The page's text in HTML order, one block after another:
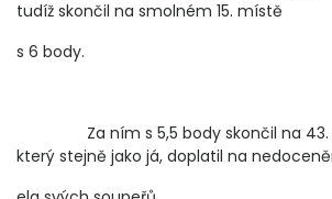
tudíž skončil na smolném 15. místě
s 6 body.
Za ním s 5,5 body skončil na 43.
který stejně jako já, doplatil na